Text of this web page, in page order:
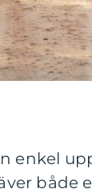
enkel
både